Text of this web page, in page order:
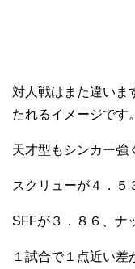
対人戦はまた違いま
たれるイメージです。
天才型もシンカー強
スクリューが４．５
SFFが３．８６、ナ
１試合で１点近い差